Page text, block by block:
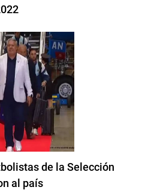
de la Selección
al país